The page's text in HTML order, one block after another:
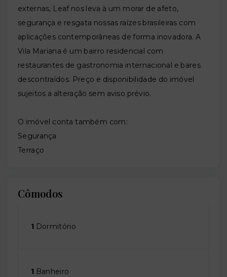
externas, Leaf nos leva à um morar de afeto,
segurança e resgata nossas raízes brasileiras com
aplicações contemporâneas de forma inovadora. A
Vila Mariana é um bairro residencial com
restaurantes de gastronomia internacional e bares
descontraídos. Preço e disponibilidade do imóvel
sujeitos a alteração sem aviso prévio.
O imóvel conta também com:
Segurança
Terraço
Cômodos
1 Dormitório
1 Banheiro